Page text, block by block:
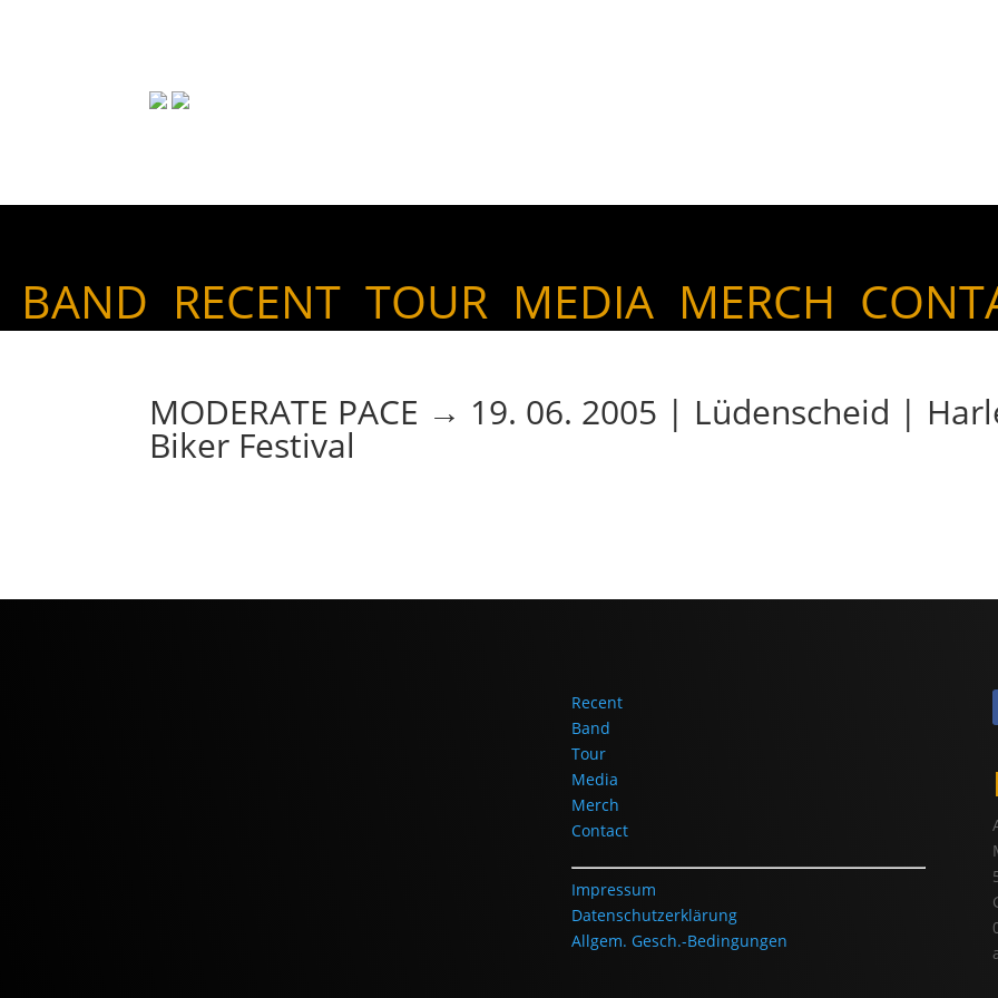
BAND RECENT TOUR MEDIA MERCH
MODERATE PACE → 19. 06. 2005 | Lüdenscheid |
Biker Festival
Recent
Band
Tour
Media
Merch
Contact
Impressum
Datenschutzerklärung
Allgem. Gesch.-Bedingungen